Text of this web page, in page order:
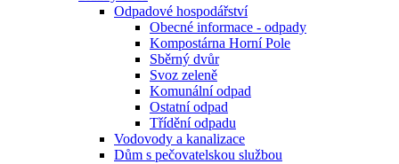
Odpadové hospodářství
Obecné informace - odpady
Kompostárna Horní Pole
Sběrný dvůr
Svoz zeleně
Komunální odpad
Ostatní odpad
Třídění odpadu
Vodovody a kanalizace
Dům s pečovatelskou službou